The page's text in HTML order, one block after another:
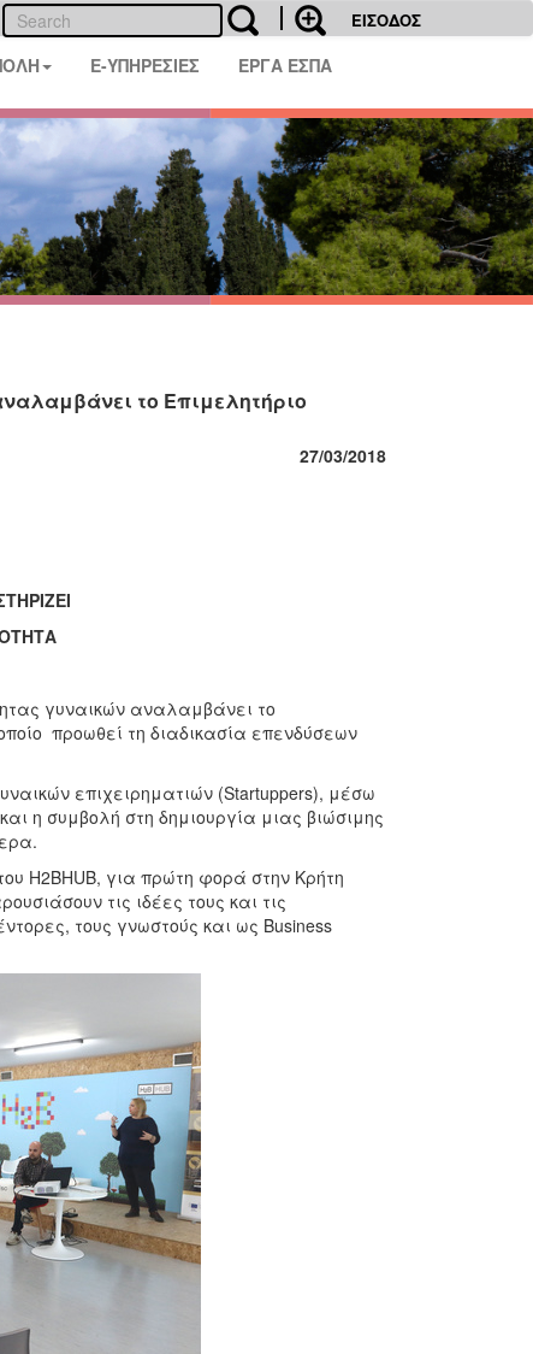
ΕΙΣΟΔΟΣ
E-ΥΠΗΡΕΣΙΕΣ ΕΡΓΑ ΕΣΠΑ
το Επιμελητήριο
27/03/2018
γυναικών αναλαμβάνει το
προωθεί τη διαδικασία επενδύσεων
επιχειρηματιών (Startuppers), μέσω
η συμβολή στη δημιουργία μιας βιώσιμης
H2BHUB, για πρώτη φορά στην Κρήτη
τις ιδέες τους και τις
τους γνωστούς και ως Business